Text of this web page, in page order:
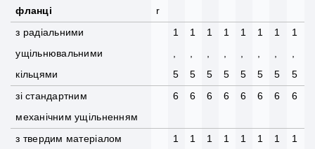
фланці r
з радіальними
ущільнювальними
кільцями
1
,
5
1
,
5
1
,
5
1
,
5
1
,
5
1
,
5
1
,
5
1
,
5
зі стандартним
механічним ущільненням
6 6 6 6 6 6 6 6
з твердим матеріалом
1
1
1
1
1
1
1
1